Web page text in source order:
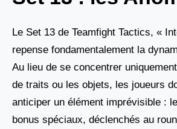
Le Set 13 de Teamfight Tactics, «
repense fondamentalement la
Au lieu de se concentrer
de traits ou les objets, les joueurs
anticiper un élément imprévisible :
bonus spéciaux, déclenchés au